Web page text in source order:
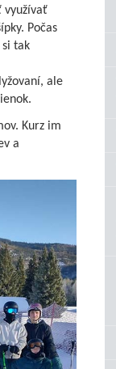
využívať
Počas
tak
ale
Kurz im
a